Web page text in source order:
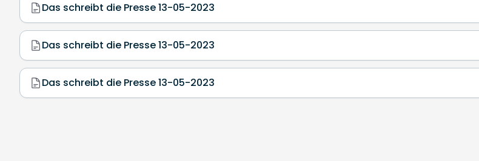
Das schreibt die Presse 13-05-2023
Das schreibt die Presse 13-05-2023
Das schreibt die Presse 13-05-2023